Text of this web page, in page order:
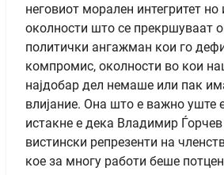
неговиот морален интегритет
околности што се прекршуваат
политички ангажман кои го
компромис, околности во кои
најдобар дел немаше или пак
влијание. Она што е важно уште
истакне е дека Владимир
вистински репрезенти на
кое за многу работи беше